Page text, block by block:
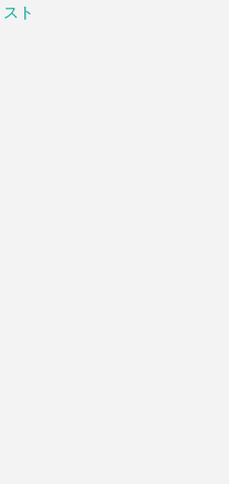
ト